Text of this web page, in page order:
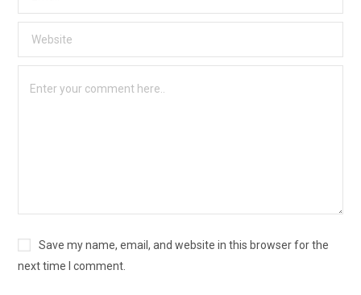
Save my name, email, and website in this browser for the
next time I comment.